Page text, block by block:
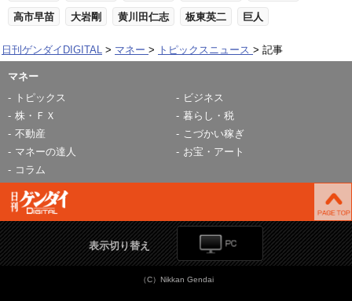
高市早苗 大岩剛 黄川田仁志 板東英二 巨人
日刊ゲンダイDIGITAL マネー トピックスニュース 記事
マネー
トピックス
ビジネス
株・ＦＸ
暮らし・税
不動産
こづかい稼ぎ
マネーの達人
お宝・アート
コラム
表示切り替え
（C）Nikkan Gendai